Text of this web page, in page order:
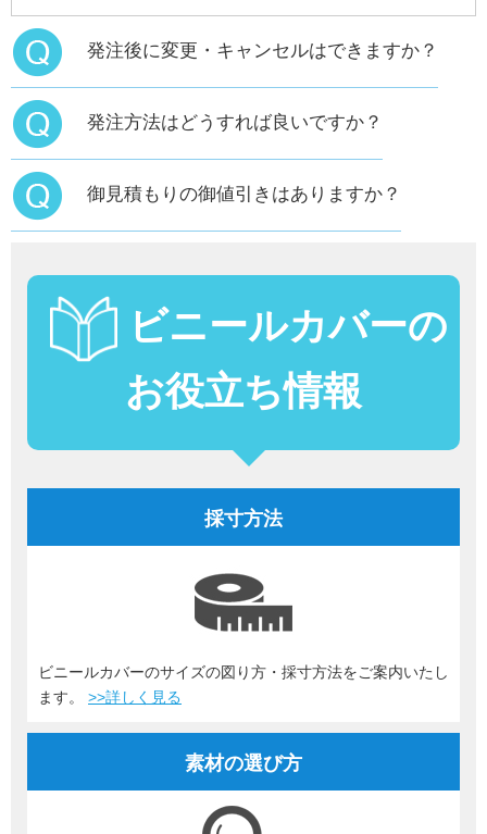
発注後に変更・キャンセルはできますか？
発注方法はどうすれば良いですか？
御見積もりの御値引きはありますか？
ビニールカバーの
お役立ち情報
採寸方法
ビニールカバーのサイズの図り方・採寸方法をご案内いたし
ます。 >>詳しく見る
素材の選び方